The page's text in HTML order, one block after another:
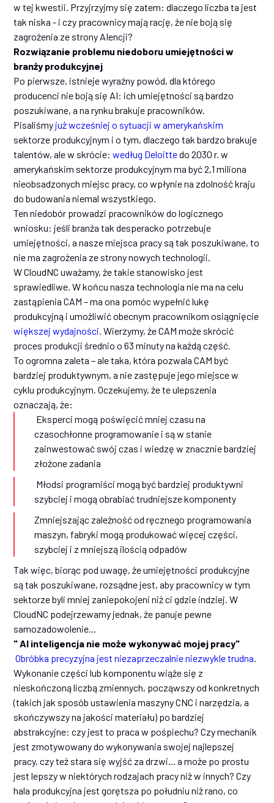
w tej kwestii. Przyjrzyjmy się zatem: dlaczego liczba ta jest
tak niska - i czy pracownicy mają rację, że nie boją się
zagrożenia ze strony AIencji?
Rozwiązanie problemu niedoboru umiejętności w
branży produkcyjnej
Po pierwsze, istnieje wyraźny powód, dla którego
producenci nie boją się AI: ich umiejętności są bardzo
poszukiwane, a na rynku brakuje pracowników.
Pisaliśmy już wcześniej o sytuacji w amerykańskim
sektorze produkcyjnym i o tym, dlaczego tak bardzo brakuje
talentów, ale w skrócie:według Deloittedo 2030 r. w
amerykańskim sektorze produkcyjnym ma być 2,1 miliona
nieobsadzonych miejsc pracy, co wpłynie na zdolność kraju
do budowania niemal wszystkiego.
Ten niedobór prowadzi pracowników do logicznego
wniosku: jeśli branża tak desperacko potrzebuje
umiejętności, a nasze miejsca pracy są tak poszukiwane, to
nie ma zagrożenia ze strony nowych technologii.
W CloudNC uważamy, że takie stanowisko jest
sprawiedliwe. W końcu nasza technologia nie ma na celu
zastąpienia CAM – ma ona pomóc wypełnić lukę
produkcyjną i umożliwić obecnym pracownikom osiągnięcie
większej wydajności . Wierzymy, że CAM może skrócić
proces produkcji średnio o 63 minuty na każdą część.
To ogromna zaleta – ale taka, która pozwala CAM być
bardziej produktywnym, a nie zastępuje jego miejsce w
cyklu produkcyjnym. Oczekujemy, że te ulepszenia
oznaczają, że:
Eksperci mogą poświęcić mniej czasu na
czasochłonne programowanie i są w stanie
zainwestować swój czas i wiedzę w znacznie bardziej
złożone zadania
Młodsi programiści mogą być bardziej produktywni
szybciej i mogą obrabiać trudniejsze komponenty
Zmniejszając zależność od ręcznego programowania
maszyn, fabryki mogą produkować więcej części,
szybciej i z mniejszą ilością odpadów
Tak więc, biorąc pod uwagę, że umiejętności produkcyjne
są tak poszukiwane, rozsądne jest, aby pracownicy w tym
sektorze byli mniej zaniepokojeni niż ci gdzie indziej. W
CloudNC podejrzewamy jednak, że panuje pewne
samozadowolenie...
" AI inteligencja nie może wykonywać mojej pracy"
Obróbka precyzyjna jest niezaprzeczalnie niezwykle trudna
Wykonanie części lub komponentu wiąże się z
nieskończoną liczbą zmiennych, począwszy od konkretnych
(takich jak sposób ustawienia maszyny CNC i narzędzia, a
skończywszy na jakości materiału) po bardziej
abstrakcyjne: czy jest to praca w pośpiechu? Czy mechanik
jest zmotywowany do wykonywania swojej najlepszej
pracy, czy też stara się wyjść za drzwi... a może po prostu
jest lepszy w niektórych rodzajach pracy niż w innych? Czy
hala produkcyjna jest gorętsza po południu niż rano, co